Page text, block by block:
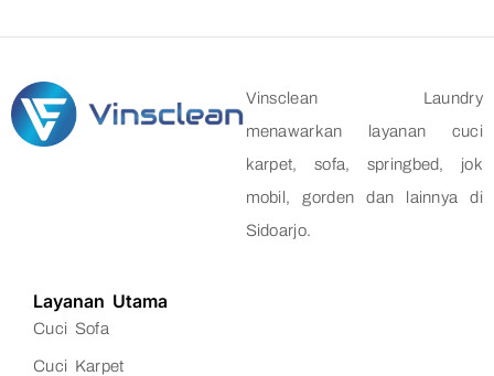
Vinsclean Laundry
menawarkan layanan cuci
karpet, sofa, springbed, jok
mobil, gorden dan lainnya di
Sidoarjo.
Layanan Utama
Cuci Sofa
Cuci Karpet